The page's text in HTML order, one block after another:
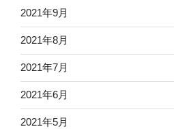
2021年9月
2021年8月
2021年7月
2021年6月
2021年5月